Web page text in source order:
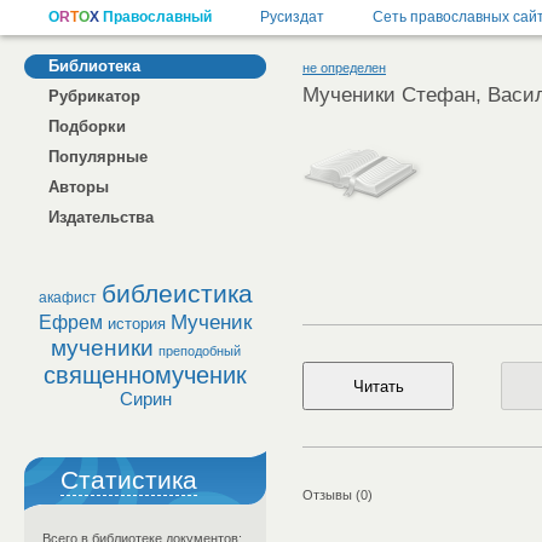
Библиотека
Рубрикатор
Подборки
Популярные
Авторы
Издательства
акафист библеистика
Ефрем история Мученик
мученики преподобный
священномученик
Сирин
Статистика
Всего в библиотеке документов:
не определен
Мученики Стефан,
Отзывы (0)